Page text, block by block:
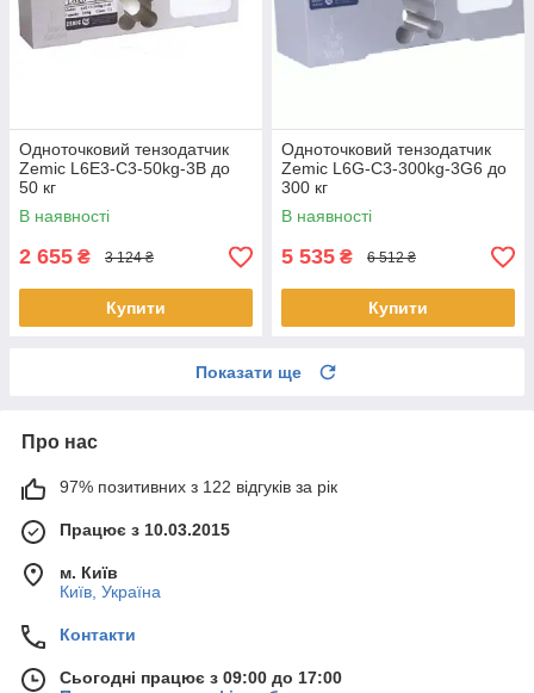
Одноточковий тензодатчик
Zemic L6E3-C3-50kg-3B до
50 кг
В наявності
2 655 ₴ 3 124 ₴
Купити
Одноточковий тензодатчик
Zemic L6G-C3-300kg-3G6 до
300 кг
В наявності
5 535 ₴ 6 512 ₴
Купити
Показати ще
Про нас
97% позитивних з 122 відгуків за рік
Працює з 10.03.2015
м. Київ
Київ, Україна
Контакти
Сьогодні працює з 09:00 до 17:00